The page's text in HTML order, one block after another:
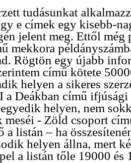
tudásunkat
e címek egy kisebb-
jelent meg. Ettől még
mekkora
Rögtön egy újabb
című kötete
helyen a sikeres
Deákban című ifjúsági
helyen, nem
meséi - Zöld csoport
a listán – ha
helyen állna, mert
a listán tőle 19000 és